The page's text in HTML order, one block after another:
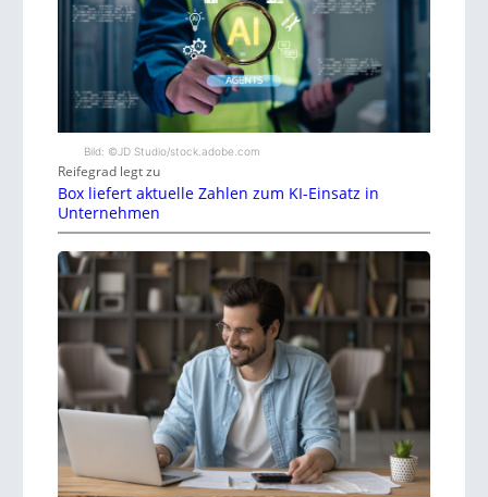
Bild: ©JD Studio/stock.adobe.com
Reifegrad legt zu
Box liefert aktuelle Zahlen zum KI-Einsatz in
Unternehmen